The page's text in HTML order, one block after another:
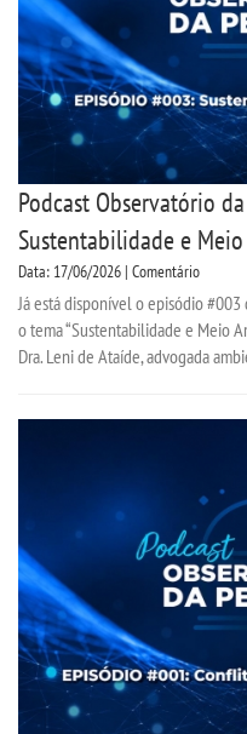
UNIESP
CONTATO
IMPRENSA
TRABALHE CONOSCO
OUVIDORIA
Podcast Observatório
Sustentabilidade e
Data: 17/06/2026 | Comentário
Já está disponível o episódio
o tema “Sustentabilidade e Meio
Dra. Leni de Ataíde, advogada